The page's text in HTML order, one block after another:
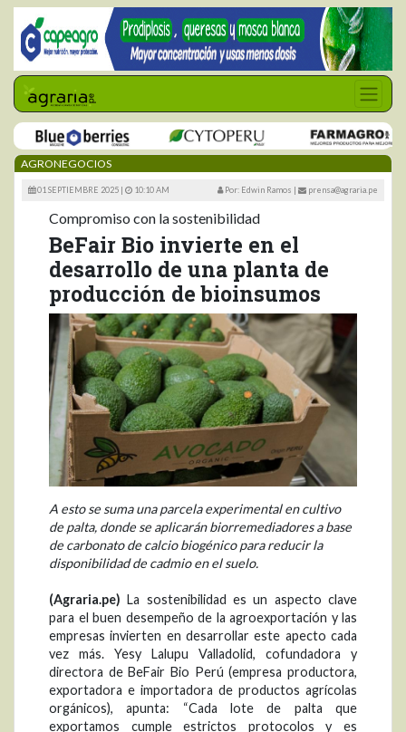
AGRONEGOCIOS
01 SEPTIEMBRE 2025 | 10:10 AM Por: Edwin Ramos | prensa@agraria.pe
Compromiso con la sostenibilidad
BeFair Bio invierte en el
desarrollo de una planta de
producción de bioinsumos
A esto se suma una parcela experimental en cultivo
de palta, donde se aplicarán biorremediadores a base
de carbonato de calcio biogénico para reducir la
disponibilidad de cadmio en el suelo.
(Agraria.pe) La sostenibilidad es un aspecto clave
para el buen desempeño de la agroexportación y las
empresas invierten en desarrollar este apecto cada
vez más. Yesy Lalupu Valladolid, cofundadora y
directora de BeFair Bio Perú (empresa productora,
exportadora e importadora de productos agrícolas
orgánicos), apunta: “Cada lote de palta que
exportamos cumple estrictos protocolos y es